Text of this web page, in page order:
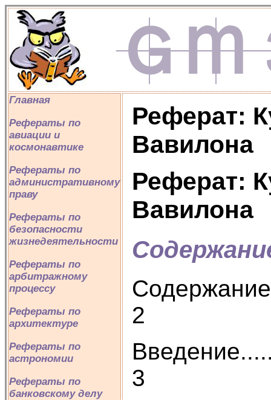
Главная
Рефераты по
авиации и
космонавтике
Рефераты по
административному
праву
Рефераты по
безопасности
жизнедеятельности
Рефераты по
арбитражному
процессу
Рефераты по
архитектуре
Рефераты по
астрономии
Рефераты по
банковскому делу
Реферат:
Вавилона
Реферат:
Вавилона
2
3